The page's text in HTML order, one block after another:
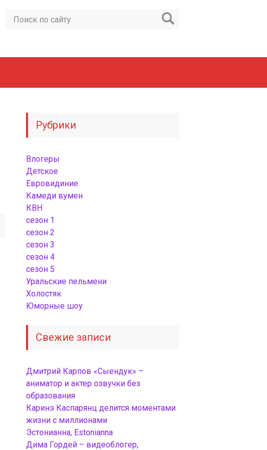
Рубрики
Влогеры
Детское
Евровидиние
Камеди вумен
КВН
сезон 1
сезон 2
сезон 3
сезон 4
сезон 5
Уральские пельмени
Холостяк
Юморные шоу
Свежие записи
Дмитрий Карпов «Сыендук» –
аниматор и актер озвучки без
образования
Каринэ Каспарянц делится моментами
жизни с миллионами
Эстонианна, Estonianna
Дима Гордей – видеоблогер,